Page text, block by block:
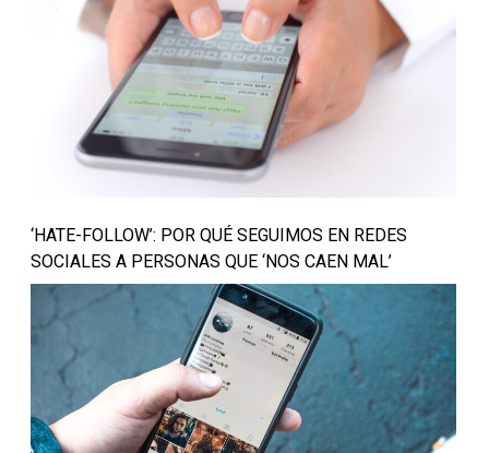
‘HATE-FOLLOW’: POR QUÉ SEGUIMOS EN REDES
SOCIALES A PERSONAS QUE ‘NOS CAEN MAL’